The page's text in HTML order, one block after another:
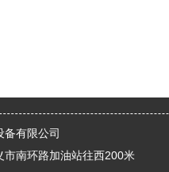
备有限公司
市南环路加油站往西200米